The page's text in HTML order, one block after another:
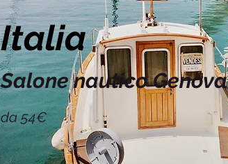
Italia
Salone nautico Genova
da 54€